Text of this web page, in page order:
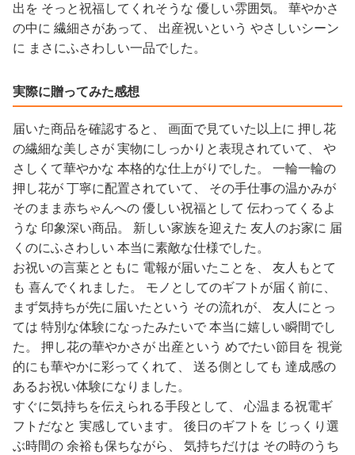
出を そっと祝福してくれそうな 優しい雰囲気。 華やかさ
の中に 繊細さがあって、 出産祝いという やさしいシーン
に まさにふさわしい一品でした。
実際に贈ってみた感想
届いた商品を確認すると、 画面で見ていた以上に 押し花
の繊細な美しさが 実物にしっかりと表現されていて、 や
さしくて華やかな 本格的な仕上がりでした。 一輪一輪の
押し花が 丁寧に配置されていて、 その手仕事の温かみが
そのまま赤ちゃんへの 優しい祝福として 伝わってくるよ
うな 印象深い商品。 新しい家族を迎えた 友人のお家に 届
くのにふさわしい 本当に素敵な仕様でした。
お祝いの言葉とともに 電報が届いたことを、 友人もとて
も 喜んでくれました。 モノとしてのギフトが届く前に、
まず気持ちが先に届いたという その流れが、 友人にとっ
ては 特別な体験になったみたいで 本当に嬉しい瞬間でし
た。 押し花の華やかさが 出産という めでたい節目を 視覚
的にも華やかに彩ってくれて、 送る側としても 達成感の
あるお祝い体験になりました。
すぐに気持ちを伝えられる手段として、 心温まる祝電ギ
フトだなと 実感しています。 後日のギフトを じっくり選
ぶ時間の 余裕も保ちながら、 気持ちだけは その時のうち